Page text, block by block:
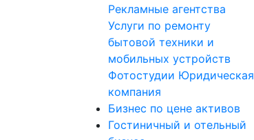
Рекламные агентства
Услуги по ремонту
бытовой техники и
мобильных устройств
Фотостудии Юридическая
компания
Бизнес по цене активов
Гостиничный и отельный